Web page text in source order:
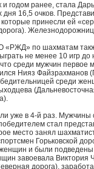
годом ранее, стала
дня 16,5 очков.
которые принесли ей
«РЖД» по шахматам
не менее 10 игр
среди мужчин
Нияз Файзрахманов
среди
уже в 4-й раз.
стал
место занял
Горьковской
и были
завоевала
дорога),